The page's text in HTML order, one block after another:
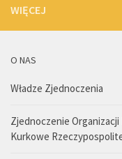
WIĘCEJ
O NAS
Władze Zjednoczenia
Zjednoczenie
Kurkowe